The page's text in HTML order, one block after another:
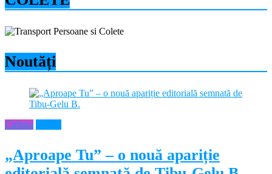
Noutăți
Cultura
„Aproape Tu” – o nouă apariție